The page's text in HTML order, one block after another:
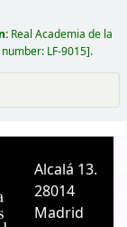
Real Academia de la
LF-9015 .
Alcalá 13.
28014
Madrid